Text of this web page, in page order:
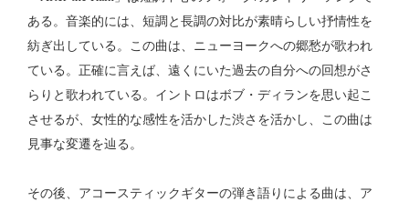
ある。音楽的には、短調と長調の対比が素晴らしい抒情性を
紡ぎ出している。この曲は、ニューヨークへの郷愁が歌われ
ている。正確に言えば、遠くにいた過去の自分への回想がさ
らりと歌われている。イントロはボブ・ディランを思い起こ
させるが、女性的な感性を活かした渋さを活かし、この曲は
見事な変遷を辿る。
その後、アコースティックギターの弾き語りによる曲は、ア